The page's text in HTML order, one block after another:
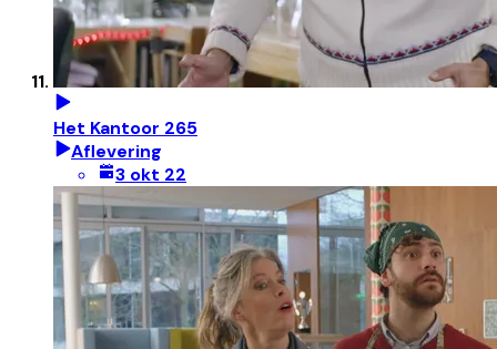
Het Kantoor 265
Aflevering
3 okt 22